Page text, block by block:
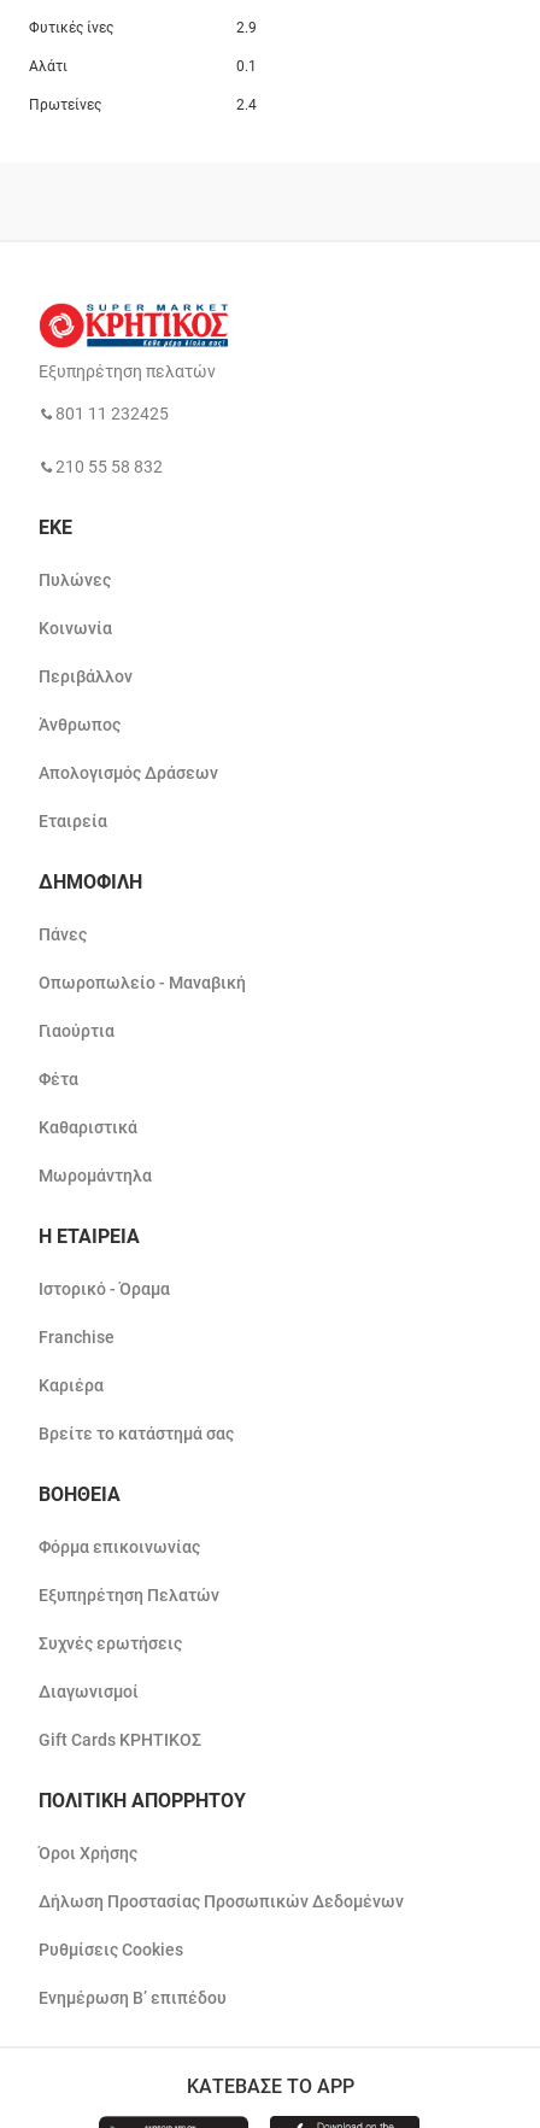
Φυτικές ίνες 2.9
Αλάτι 0.1
Πρωτείνες 2.4
Εξυπηρέτηση πελατών
801 11 232425
210 55 58 832
ΕΚΕ
Πυλώνες
Κοινωνία
Περιβάλλον
Άνθρωπος
Απολογισμός Δράσεων
Εταιρεία
ΔΗΜΟΦΙΛΗ
Πάνες
Οπωροπωλείο - Μαναβική
Γιαούρτια
Φέτα
Καθαριστικά
Μωρομάντηλα
Η ΕΤΑΙΡΕΙΑ
Ιστορικό - Όραμα
Franchise
Καριέρα
Βρείτε το κατάστημά σας
ΒΟΗΘΕΙΑ
Φόρμα επικοινωνίας
Εξυπηρέτηση Πελατών
Συχνές ερωτήσεις
Διαγωνισμοί
Gift Cards ΚΡΗΤΙΚΟΣ
ΠΟΛΙΤΙΚΗ ΑΠΟΡΡΗΤΟΥ
Όροι Χρήσης
Δήλωση Προστασίας Προσωπικών Δεδομένων
Ρυθμίσεις Cookies
Ενημέρωση Β’ επιπέδου
ΚΑΤΕΒΑΣΕ ΤΟ APP